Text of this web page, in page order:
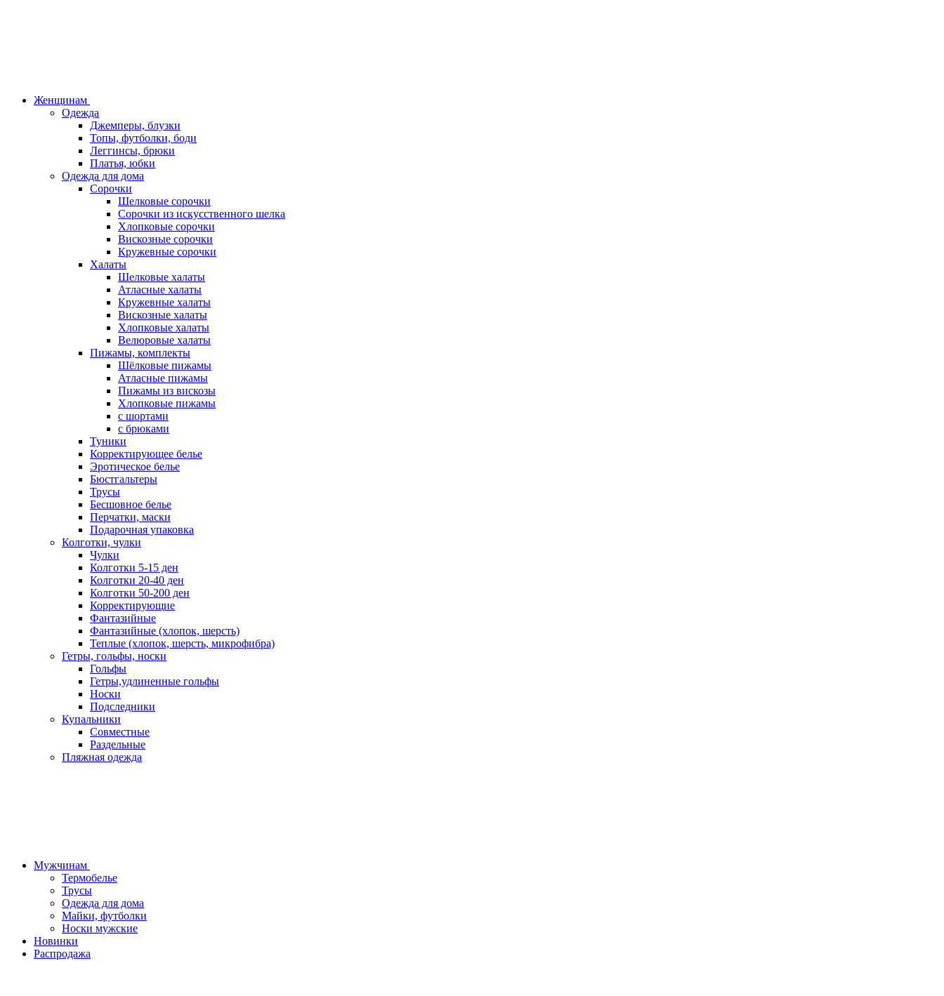
Женщинам
Одежда
Джемперы, блузки
Топы, футболки, боди
Леггинсы, брюки
Платья, юбки
Одежда для дома
Сорочки
Шелковые сорочки
Сорочки из искусственного шелка
Хлопковые сорочки
Вискозные сорочки
Кружевные сорочки
Халаты
Шелковые халаты
Атласные халаты
Кружевные халаты
Вискозные халаты
Хлопковые халаты
Велюровые халаты
Пижамы, комплекты
Шёлковые пижамы
Атласные пижамы
Пижамы из вискозы
Хлопковые пижамы
с шортами
с брюками
Туники
Корректирующее белье
Эротическое белье
Бюстгальтеры
Трусы
Бесшовное белье
Перчатки, маски
Подарочная упаковка
Колготки, чулки
Чулки
Колготки 5-15 ден
Колготки 20-40 ден
Колготки 50-200 ден
Корректирующие
Фантазийные
Фантазийные (хлопок, шерсть)
Теплые (хлопок, шерсть, микрофибра)
Гетры, гольфы, носки
Гольфы
Гетры,удлиненные гольфы
Носки
Подследники
Купальники
Совместные
Раздельные
Пляжная одежда
Мужчинам
Термобелье
Трусы
Одежда для дома
Майки, футболки
Носки мужские
Новинки
Распродажа